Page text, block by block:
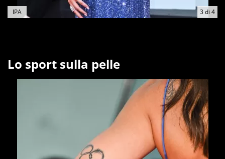
3di 4
IPA
Lo sport sulla pelle